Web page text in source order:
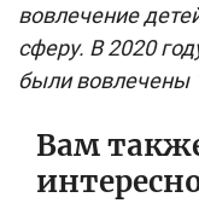
вовлечение
сферу. В 2020
были вовлечены
Вам